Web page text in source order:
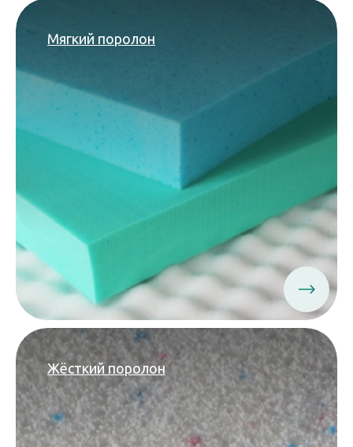
Мягкий поролон
Жёсткий поролон